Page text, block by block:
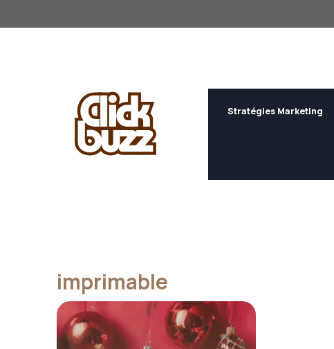
au
Stratégies Marketing
imprimable